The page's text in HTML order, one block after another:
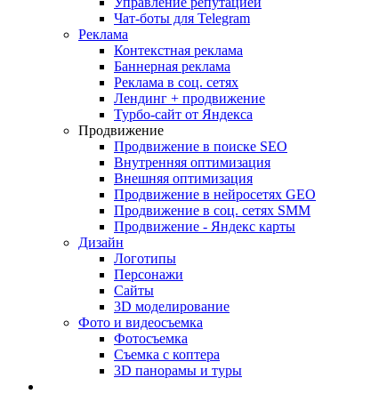
Чат-боты для Telegram
Реклама
Контекстная реклама
Баннерная реклама
Реклама в соц. сетях
Лендинг + продвижение
Турбо-сайт от Яндекса
Продвижение
Продвижение в поиске SEO
Внутренняя оптимизация
Внешняя оптимизация
Продвижение в нейросетях GEO
Продвижение в соц. сетях SMM
Продвижение - Яндекс карты
Дизайн
Логотипы
Персонажи
Сайты
3D моделирование
Фото и видеосъемка
Фотосъемка
Съемка с коптера
3D панорамы и туры